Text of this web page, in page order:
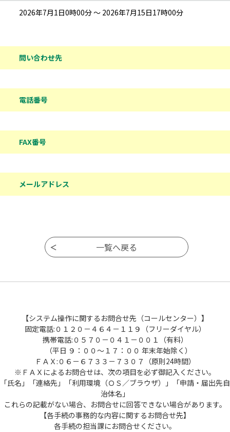
2026年7月1日0時00分 ～ 2026年7月15日17時00分
問い合わせ先
電話番号
FAX番号
メールアドレス
【システム操作に関するお問合せ先（コールセンター）】
固定電話:０１２０－４６４－１１９（フリーダイヤル）
携帯電話:０５７０－０４１－００１（有料）
（平日 ９：００～１７：００ 年末年始除く）
ＦＡＸ:０６－６７３３－７３０７（原則24時間）
※ＦＡＸによるお問合せは、次の項目を必ず御記入ください。
「氏名」「連絡先」「利用環境（ＯＳ／ブラウザ）」「申請・届出先自
治体名」
これらの記載がない場合、お問合せに回答できない場合があります。
【各手続の事務的な内容に関するお問合せ先】
各手続の担当課にお問合せください。